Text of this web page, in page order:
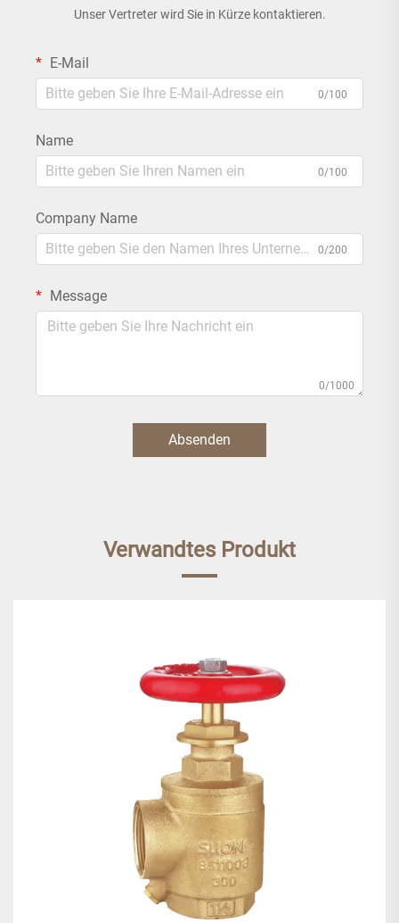
Unser Vertreter wird Sie in Kürze kontaktieren.
E-Mail
0/100
Name
0/100
Company Name
0/200
Message
0/1000
Absenden
Verwandtes Produkt